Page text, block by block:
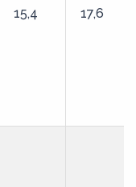
15,4 17,6